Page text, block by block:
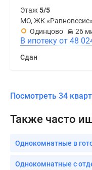
Этаж 5/5
МО, ЖК «Равновесие»
Одинцово
26
В ипотеку от 48
Сдан
Посмотреть 34
Также часто
Однокомнатные в
Однокомнатные с